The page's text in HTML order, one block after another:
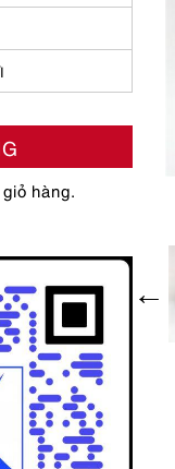
hàng.